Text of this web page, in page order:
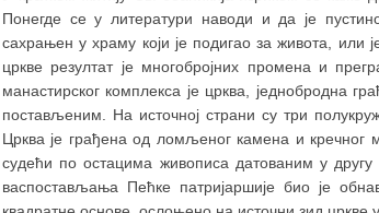
Понегде се у литератури наводи и да је
сахрањен у храму који је подигао за живота,
цркве резултат је многобројних промена и
манастирског комплекса је црква, једнобродна
постављеним. На источној страни су три
Црква је грађена од ломљеног камена и кречног
судећи по остацима живописа датованим у
васпостављања Пећке патријаршије био је